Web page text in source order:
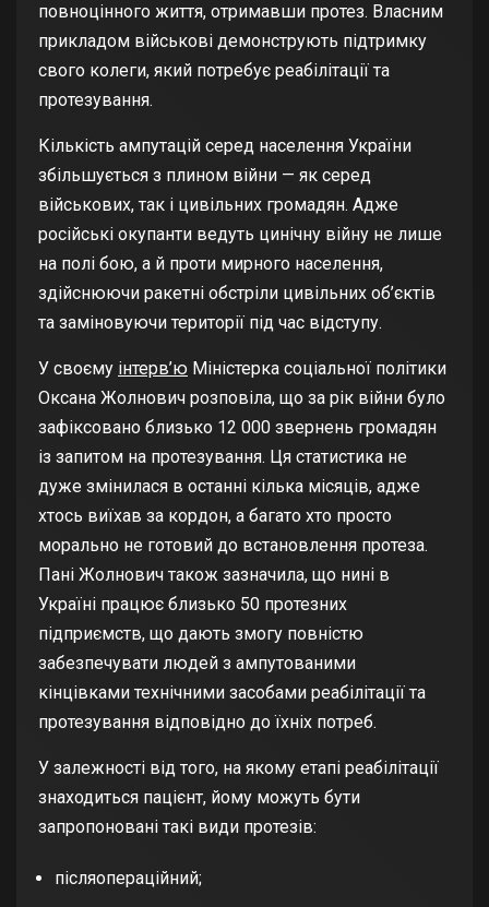
повноцінного життя, отримавши протез. Власним
прикладом військові демонструють підтримку
свого колеги, який потребує реабілітації та
протезування.
Кількість ампутацій серед населення України
збільшується з плином війни — як серед
військових, так і цивільних громадян. Адже
російські окупанти ведуть цинічну війну не лише
на полі бою, а й проти мирного населення,
здійснюючи ракетні обстріли цивільних об’єктів
та заміновуючи території під час відступу.
У своєму інтерв’ю Міністерка соціальної політики
Оксана Жолнович розповіла, що за рік війни було
зафіксовано близько 12 000 звернень громадян
із запитом на протезування. Ця статистика не
дуже змінилася в останні кілька місяців, адже
хтось виїхав за кордон, а багато хто просто
морально не готовий до встановлення протеза.
Пані Жолнович також зазначила, що нині в
Україні працює близько 50 протезних
підприємств, що дають змогу повністю
забезпечувати людей з ампутованими
кінцівками технічними засобами реабілітації та
протезування відповідно до їхніх потреб.
У залежності від того, на якому етапі реабілітації
знаходиться пацієнт, йому можуть бути
запропоновані такі види протезів:
післяопераційний;